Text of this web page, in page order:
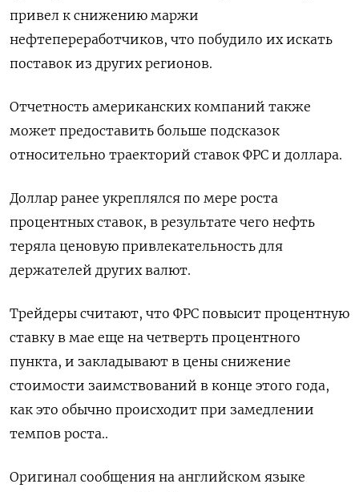
привел к снижению маржи
нефтепереработчиков, что побудило их искать
поставок из других регионов.
Отчетность американских компаний также
может предоставить больше подсказок
относительно траекторий ставок ФРС и доллара.
Доллар ранее укреплялся по мере роста
процентных ставок, в результате чего нефть
теряла ценовую привлекательность для
держателей других валют.
Трейдеры считают, что ФРС повысит процентную
ставку в мае еще на четверть процентного
пункта, и закладывают в цены снижение
стоимости заимствований в конце этого года,
как это обычно происходит при замедлении
темпов роста..
Оригинал сообщения на английском языке